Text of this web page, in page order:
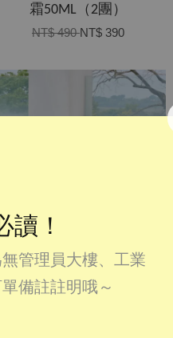
讀！
管理員大樓、工業
備註註明哦～
霜50ML（2團）
NT$ 490NT$ 390
國預購-LIV MON 棉被/羽
絨壓縮收納袋